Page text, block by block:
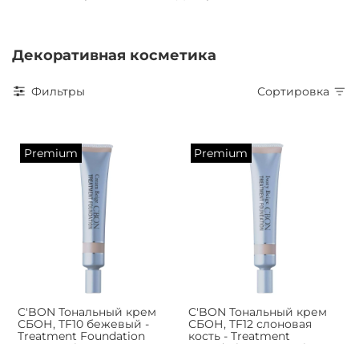
Декоративная косметика
Фильтры Сортировка
Premium
C'BON Тональный крем
СБОН, TF10 бежевый -
Treatment Foundation
Premium
C'BON Тональный крем
СБОН, TF12 слоновая
кость - Treatment